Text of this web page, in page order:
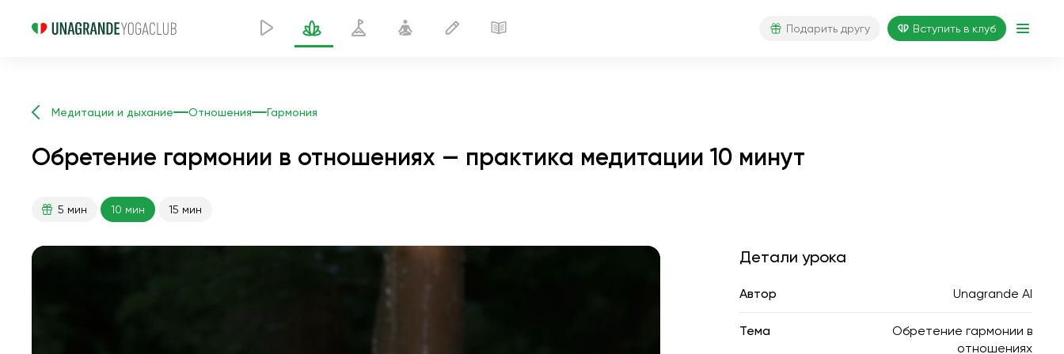
Подарить другу Вступить в клуб
Медитации и дыхание Отношения Гармония
Обретение гармонии в отношениях — практика медитации 10 минут
5 мин 10 мин 15 мин
внутренний покой
Детали урока
Автор Unagrande AI
Тема
Обретение гармонии в
отношениях